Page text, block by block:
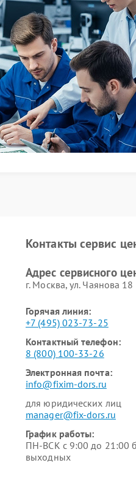
Контакты сервис
Адрес сервисного
г. Москва, ул. Чаянова 18
Горячая линия:
+7 (495) 023-73-25
Контактный телефон:
8 (800) 100-33-26
Электронная почта:
info@fixim-dors.ru
для юридических лиц
manager@fix-dors.ru
График работы:
ПН-ВСК с 9:00 до 21:00
выходных